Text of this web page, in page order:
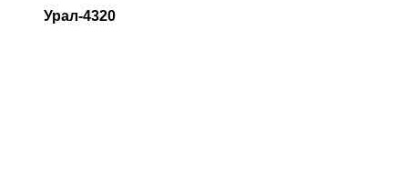
Урал-4320